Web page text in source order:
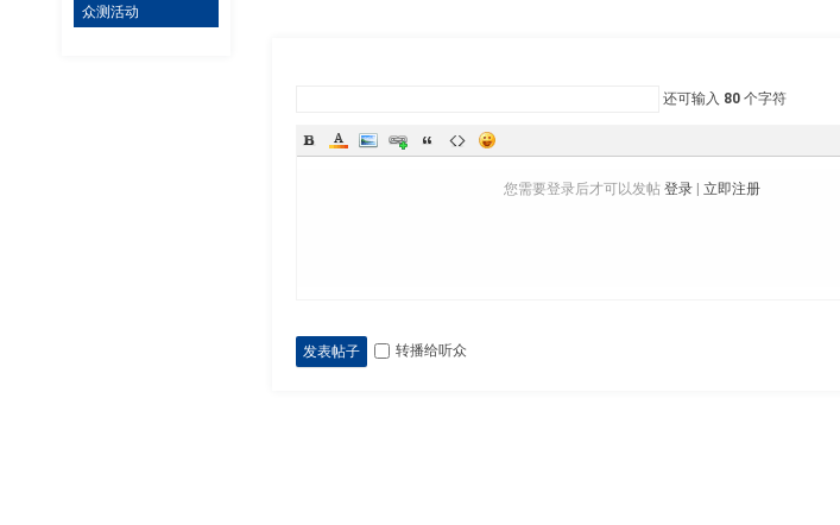
众测活动
还可输入 80 个字符
您需要登录后才可以发帖 登录| 立即注册
发表帖子 转播给听众